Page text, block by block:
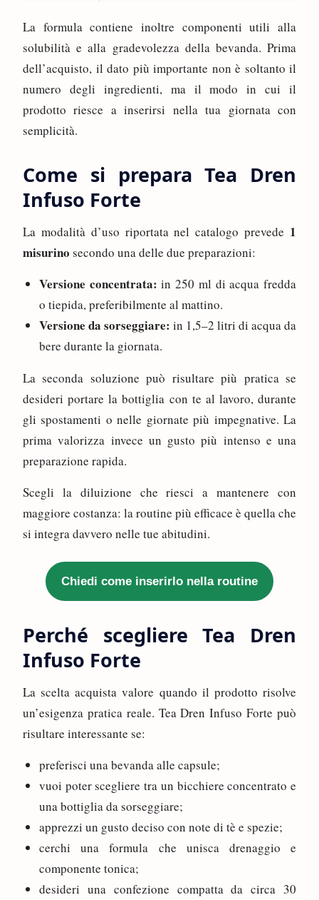
La formula contiene inoltre componenti utili alla
solubilità e alla gradevolezza della bevanda. Prima
dell’acquisto, il dato più importante non è soltanto il
numero degli ingredienti, ma il modo in cui il
prodotto riesce a inserirsi nella tua giornata con
semplicità.
Come si prepara Tea Dren
Infuso Forte
La modalità d’uso riportata nel catalogo prevede 1
misurino secondo una delle due preparazioni:
Versione concentrata: in 250 ml di acqua fredda
o tiepida, preferibilmente al mattino.
Versione da sorseggiare: in 1,5–2 litri di acqua da
bere durante la giornata.
La seconda soluzione può risultare più pratica se
desideri portare la bottiglia con te al lavoro, durante
gli spostamenti o nelle giornate più impegnative. La
prima valorizza invece un gusto più intenso e una
preparazione rapida.
Scegli la diluizione che riesci a mantenere con
maggiore costanza: la routine più efficace è quella che
si integra davvero nelle tue abitudini.
Chiedi come inserirlo nella routine
Perché scegliere Tea Dren
Infuso Forte
La scelta acquista valore quando il prodotto risolve
un’esigenza pratica reale. Tea Dren Infuso Forte può
risultare interessante se:
preferisci una bevanda alle capsule;
vuoi poter scegliere tra un bicchiere concentrato e
una bottiglia da sorseggiare;
apprezzi un gusto deciso con note di tè e spezie;
cerchi una formula che unisca drenaggio e
componente tonica;
desideri una confezione compatta da circa 30